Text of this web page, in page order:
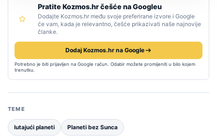
Pratite Kozmos.hr češće na Googleu
Dodajte Kozmos.hr među svoje preferirane izvore i Google
će vam, kada je relevantno, češće prikazivati naše najnovije
članke.
Dodaj Kozmos.hr na Google
Potrebno je biti prijavljen na Google račun. Odabir možete promijeniti u bilo kojem
trenutku.
TEME
lutajući planeti Planeti bez Sunca